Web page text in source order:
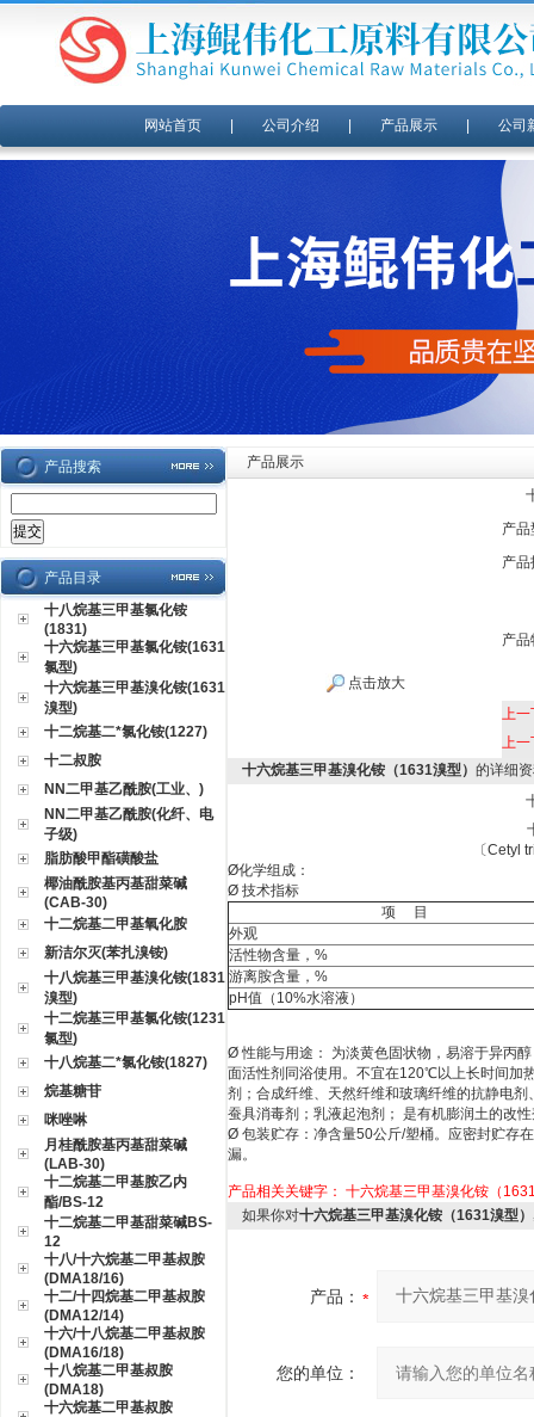
网站首页| 公司介绍 产品展示| 公司
产品搜索
产品目录
十八烷基三甲基氯化铵
(1831)
十六烷基三甲基氯化铵(1631
氯型)
十六烷基三甲基溴化铵(1631
溴型)
十二烷基二*氯化铵(1227)
十二叔胺
NN二甲基乙酰胺(工业、)
NN二甲基乙酰胺(化纤、电
子级)
脂肪酸甲酯磺酸盐
椰油酰胺基丙基甜菜碱
(CAB-30)
十二烷基二甲基氧化胺
新洁尔灭(苯扎溴铵)
十八烷基三甲基溴化铵(1831
溴型)
十二烷基三甲基氯化铵(1231
氯型)
十八烷基二*氯化铵(1827)
烷基糖苷
咪唑啉
月桂酰胺基丙基甜菜碱
(LAB-30)
十二烷基二甲基胺乙内
酯/BS-12
十二烷基二甲基甜菜碱BS-
12
十八/十六烷基二甲基叔胺
(DMA18/16)
十二/十四烷基二甲基叔胺
(DMA12/14)
十六/十八烷基二甲基叔胺
(DMA16/18)
十八烷基二甲基叔胺
(DMA18)
十六烷基二甲基叔胺
产品展示
点击放大
产品
产品
产品
上一
上一
十六烷基三甲基溴化铵（1631溴型） 的详细
〔Cetyl
Ø化学组
Ø 技术
项
目
外观
活性物含量， %
游离胺含量， %
pH值 （10%水溶液 ）
Ø性能与用途： 为淡黄色固状物，易溶于异丙
面活性剂同浴使用。不宜在120℃以上长时间加
剂；合成纤维、天然纤维和玻璃纤维的抗静电
蚕具消毒剂；乳液起泡剂； 是有机膨润土
Ø 包装贮存：净含量50公斤/塑桶。应密封贮存
漏
产品相关关键字： 十六烷基三甲基溴化铵（
如果你对十六烷基三甲基溴化铵（1631溴型）
产品：
您的单位：